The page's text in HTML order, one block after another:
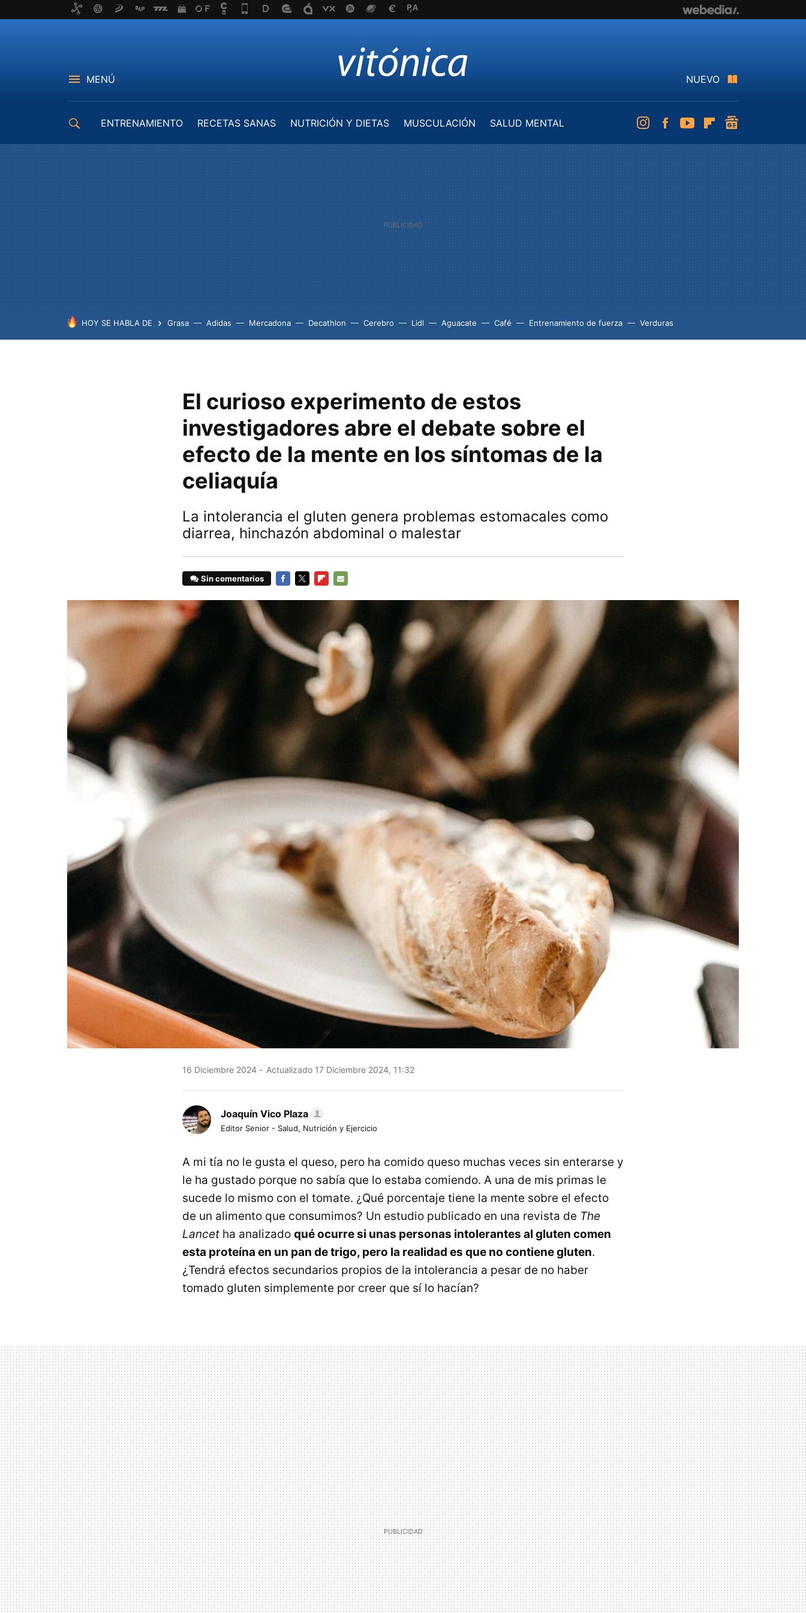
MENÚ NUEVO
ENTRENAMIENTO RECETAS SANAS NUTRICIÓN Y DIETAS MUSCULACIÓN
SALUD MENTAL
InstagramFacebookYoutubeFlipboard
HOY SE HABLA DE Grasa Adidas Mercadona Decathlon Cerebro Lidl Aguacate Café Entrenamiento de fuerza Verduras
El curioso experimento de estos
investigadores abre el debate sobre el
efecto de la mente en los síntomas de la
celiaquía
La intolerancia el gluten genera problemas estomacales como
diarrea, hinchazón abdominal o malestar
Sin comentarios
MAIL
16 Diciembre 2024 Actualizado 17 Diciembre 2024, 11:32
Joaquín Vico Plaza
Editor Senior - Salud, Nutrición y Ejercicio
A mi tía no le gusta el queso, pero ha comido queso muchas veces sin enterarse y
le ha gustado porque no sabía que lo estaba comiendo. A una de mis primas le
sucede lo mismo con el tomate. ¿Qué porcentaje tiene la mente sobre el efecto
de un alimento que consumimos? Un estudio publicado en una revista de The
Lancet ha analizado qué ocurre si unas personas intolerantes al gluten comen
esta proteína en un pan de trigo, pero la realidad es que no contiene gluten.
¿Tendrá efectos secundarios propios de la intolerancia a pesar de no haber
tomado gluten simplemente por creer que sí lo hacían?